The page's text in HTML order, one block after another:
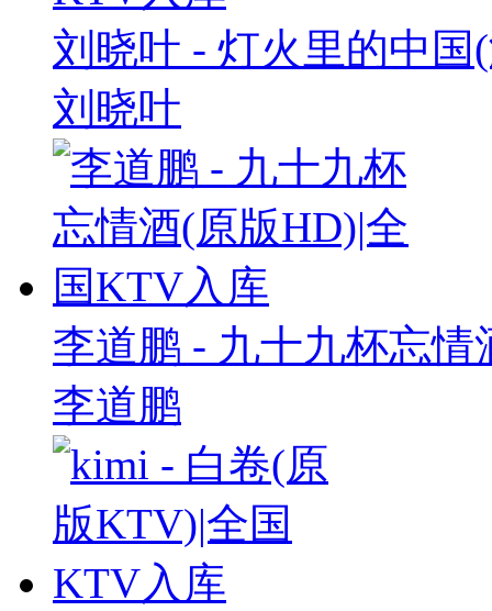
刘晓叶 - 灯火里的中
刘晓叶
李道鹏 - 九十九杯忘
李道鹏